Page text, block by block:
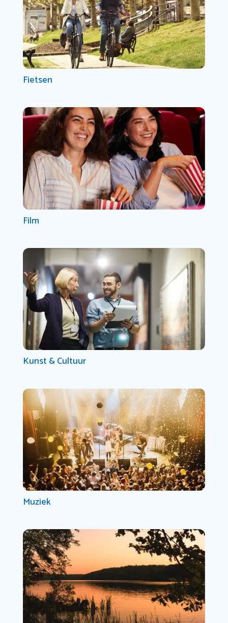
Fietsen
Film
Kunst & Cultuur
Muziek